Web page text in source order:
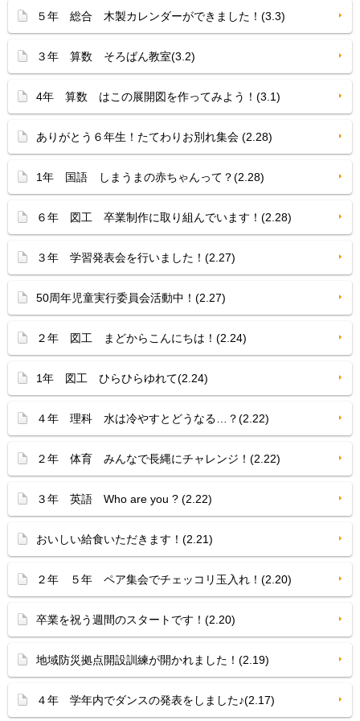
５年 総合 木製カレンダーができました！(3.3)
３年 算数 そろばん教室(3.2)
4年 算数 はこの展開図を作ってみよう！(3.1)
ありがとう６年生！たてわりお別れ集会 (2.28)
1年 国語 しまうまの赤ちゃんって？(2.28)
６年 図工 卒業制作に取り組んでいます！(2.28)
３年 学習発表会を行いました！(2.27)
50周年児童実行委員会活動中！(2.27)
２年 図工 まどからこんにちは！(2.24)
1年 図工 ひらひらゆれて(2.24)
４年 理科 水は冷やすとどうなる…？(2.22)
２年 体育 みんなで長縄にチャレンジ！(2.22)
３年 英語 Who are you ? (2.22)
おいしい給食いただきます！(2.21)
２年 ５年 ペア集会でチェッコリ玉入れ！(2.20)
卒業を祝う週間のスタートです！(2.20)
地域防災拠点開設訓練が開かれました！(2.19)
４年 学年内でダンスの発表をしました♪(2.17)